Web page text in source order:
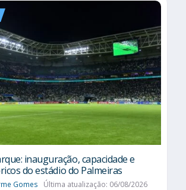
inauguração, capacidade e
do estádio do Palmeiras
Gomes Última atualização: 06/08/2026